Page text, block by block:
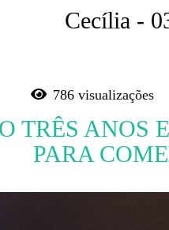
Cecília -
786 visualizações
TRÊS
PARA